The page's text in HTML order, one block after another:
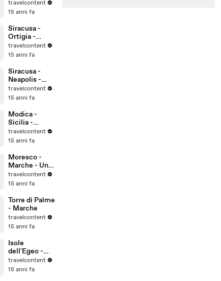
Montalcino -
Montepulcian
travelcontent
15 anni fa
Siracusa -
Ortigia -
Sicilia -
UNESCO
dell'Umanità
travelcontent
15 anni fa
Siracusa -
Neapolis -
Sicilia -
UNESCO
dell'Umanità
travelcontent
15 anni fa
Modica -
Sicilia -
UNESCO
Patrimonio
travelcontent
15 anni fa
Moresco -
Marche - Uno
dei borghi più
belli d'Italia
travelcontent
15 anni fa
Torre di Palme
- Marche
travelcontent
15 anni fa
Isole
dell'Egeo -
Grecia
travelcontent
15 anni fa